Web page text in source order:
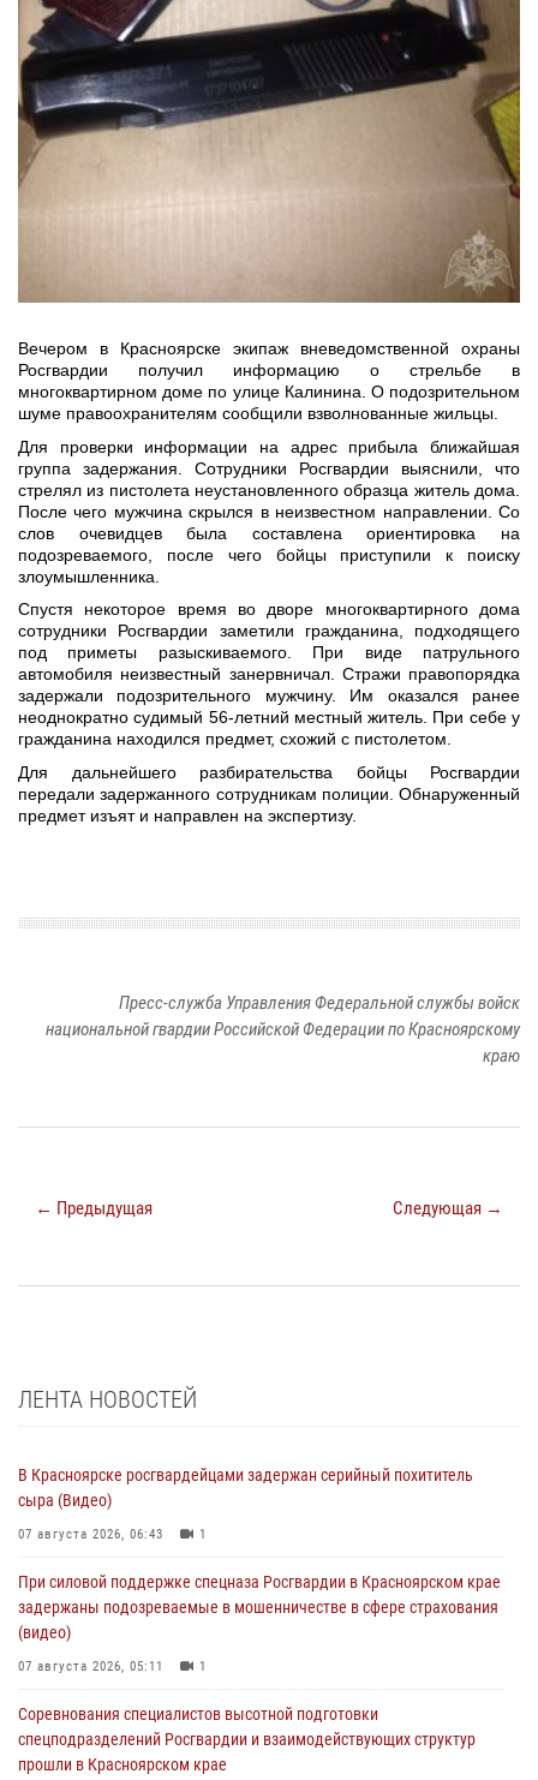
Вечером в Красноярске экипаж вневедомственной охраны
Росгвардии получил информацию о стрельбе в
многоквартирном доме по улице Калинина. О подозрительном
шуме правоохранителям сообщили взволнованные жильцы.
Для проверки информации на адрес прибыла ближайшая
группа задержания. Сотрудники Росгвардии выяснили, что
стрелял из пистолета неустановленного образца житель дома.
После чего мужчина скрылся в неизвестном направлении. Со
слов очевидцев была составлена ориентировка на
подозреваемого, после чего бойцы приступили к поиску
злоумышленника.
Спустя некоторое время во дворе многоквартирного дома
сотрудники Росгвардии заметили гражданина, подходящего
под приметы разыскиваемого. При виде патрульного
автомобиля неизвестный занервничал. Стражи правопорядка
задержали подозрительного мужчину. Им оказался ранее
неоднократно судимый 56-летний местный житель. При себе у
гражданина находился предмет, схожий с пистолетом.
Для дальнейшего разбирательства бойцы Росгвардии
передали задержанного сотрудникам полиции. Обнаруженный
предмет изъят и направлен на экспертизу.
Пресс-служба Управления Федеральной службы войск
национальной гвардии Российской Федерации по Красноярскому
краю
← Предыдущая Следующая →
ЛЕНТА НОВОСТЕЙ
В Красноярске росгвардейцами задержан серийный похититель
сыра (Видео)
07 августа 2026, 06:43 1
При силовой поддержке спецназа Росгвардии в Красноярском крае
задержаны подозреваемые в мошенничестве в сфере страхования
(видео)
07 августа 2026, 05:11 1
Соревнования специалистов высотной подготовки
спецподразделений Росгвардии и взаимодействующих структур
прошли в Красноярском крае